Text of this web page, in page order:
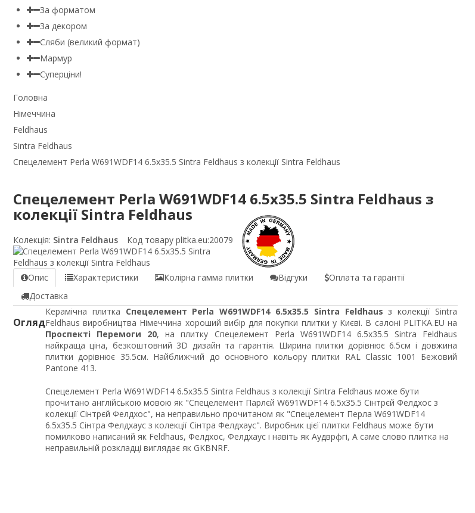
За форматом
За декором
Сляби (великий формат)
Мармур
Суперціни!
Головна
Німеччина
Feldhaus
Sintra Feldhaus
Спецелемент Perla W691WDF14 6.5x35.5 Sintra Feldhaus з колекції Sintra Feldhaus
Спецелемент Perla W691WDF14 6.5x35.5 Sintra Feldhaus з
колекції Sintra Feldhaus
Колекція: Sintra Feldhaus Код товару plitka.eu:20079
Опис Характеристики Колірна гамма плитки Відгуки
Оплата та гарантії
Доставка
Огляд
Керамічна плитка Спецелемент Perla W691WDF14 6.5x35.5 Sintra Feldhaus з колекції Sintra
Feldhaus виробництва Німеччина хороший вибір для покупки плитки у Києві. В салоні PLITKA.EU на
Проспекті Перемоги 20, на плитку Спецелемент Perla W691WDF14 6.5x35.5 Sintra Feldhaus
найкраща ціна, безкоштовний 3D дизайн та гарантія. Ширина плитки дорівнює 6.5см і довжина
плитки дорівнює 35.5см. Найближчий до основного кольору плитки RAL Classic 1001 Бежовий
Pantone 413.
Спецелемент Perla W691WDF14 6.5x35.5 Sintra Feldhaus з колекції Sintra Feldhaus може бути
прочитано англійською мовою як "Спецелемент Парлєй W691WDF14 6.5x35.5 Сінтрєй Фелдхос з
колекції Сінтрєй Фелдхос", на неправильно прочитаном як "Спецелемент Перла W691WDF14
6.5x35.5 Сінтра Фелдхаус з колекції Сінтра Фелдхаус". Виробник цієї плитки Feldhaus може бути
помилково написаний як Feldhaus, Фелдхос, Фелдхаус і навіть як Аудврфгі, А саме слово плитка на
неправильній розкладці виглядає як GKBNRF.